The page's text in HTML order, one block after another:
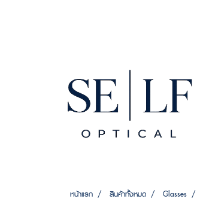
หน้าแรก สินค้าทั้งหมด Glasses